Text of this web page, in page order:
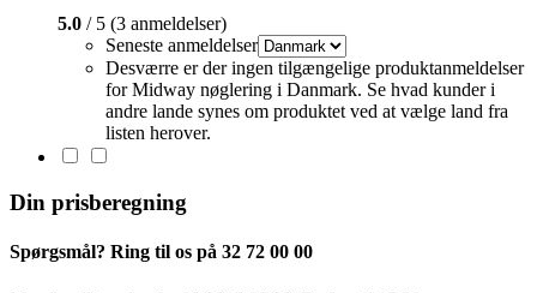
5.0 / 5 (3 anmeldelser)
Seneste anmeldelser
Desværre er der ingen tilgængelige produktanmeldelser
for Midway nøglering i Danmark. Se hvad kunder i
andre lande synes om produktet ved at vælge land fra
listen herover.
Din prisberegning
Spørgsmål? Ring til os på 32 72 00 00